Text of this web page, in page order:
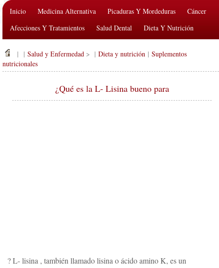
Inicio Medicina Alternativa Picaduras Y Mordeduras
Cáncer
Afecciones Y Tratamientos
Salud Dental
Dieta Y Nutrición
Salud Pública Y Seguridad
Cirugías Y Procedimientos
| | Salud y Enfermedad > | Dieta y nutrición | Suplementos
nutricionales
¿Qué es la L- Lisina bueno para
? L- lisina , también llamado lisina o ácido amino K, es un